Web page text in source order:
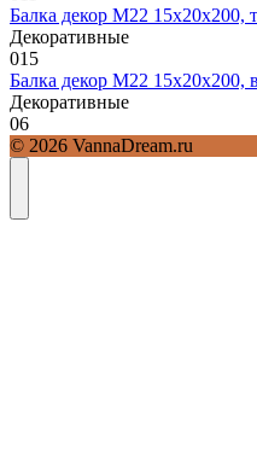
Балка декор М22
Декоративные
015
Балка декор М22
Декоративные
06
© 2026 VannaDream.ru